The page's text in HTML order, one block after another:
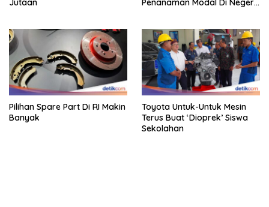
Jutaan
Penanaman Modal Di Negeri
Pilihan Spare Part Di RI Makin
Banyak
Toyota Untuk-Untuk Mesin
Terus Buat ‘Dioprek’ Siswa
Sekolahan